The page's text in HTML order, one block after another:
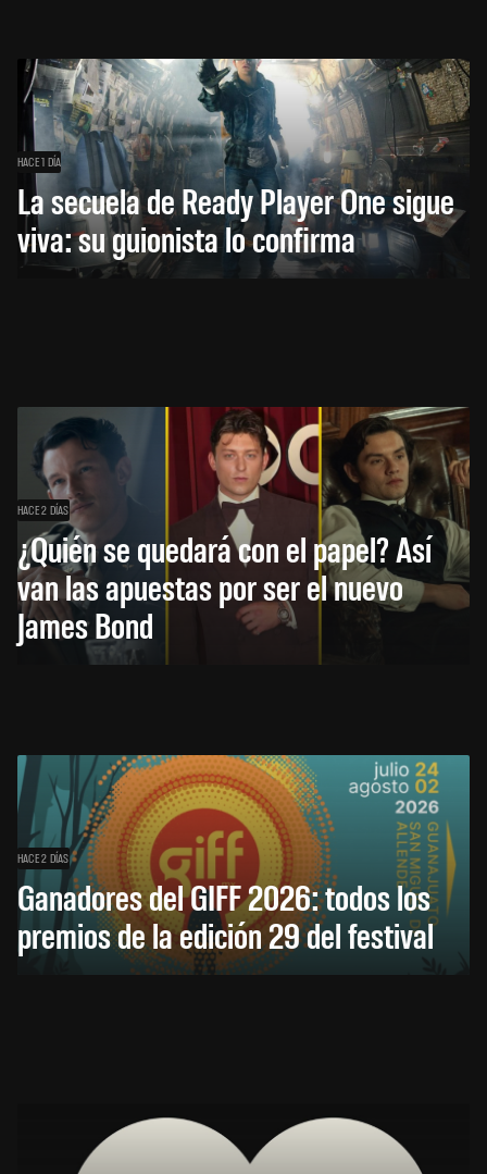
HACE 1 DÍA
La secuela de Ready Player One sigue
viva: su guionista lo confirma
HACE 2 DÍAS
¿Quién se quedará con el papel? Así
van las apuestas por ser el nuevo
James Bond
HACE 2 DÍAS
Ganadores del GIFF 2026: todos los
premios de la edición 29 del festival